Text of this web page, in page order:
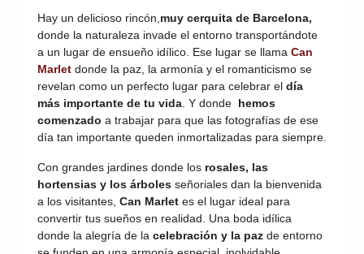
Hay un delicioso rincón,muy cerquita de Barcelona,
donde la naturaleza invade el entorno transportándote
a un lugar de ensueño idílico. Ese lugar se llama Can
Marlet donde la paz, la armonía y el romanticismo se
revelan como un perfecto lugar para celebrar el día
más importante de tu vida. Y donde hemos
comenzado a trabajar para que las fotografías de ese
día tan importante queden inmortalizadas para siempre.
Con grandes jardines donde los rosales, las
hortensias y los árboles señoriales dan la bienvenida
a los visitantes, Can Marlet es el lugar ideal para
convertir tus sueños en realidad. Una boda idílica
donde la alegría de la celebración y la paz de entorno